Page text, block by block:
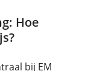
Hoe
bij EM